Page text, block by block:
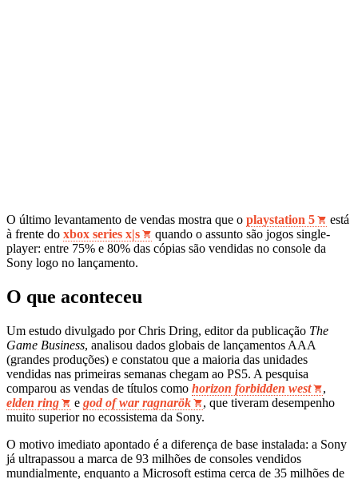
O último levantamento de vendas mostra que o playstation 5
está
à frente do xbox series x|s
quando o assunto são jogos single-
player: entre 75% e 80% das cópias são vendidas no console da
Sony logo no lançamento.
O que aconteceu
Um estudo divulgado por Chris Dring, editor da publicação The
Game Business, analisou dados globais de lançamentos AAA
(grandes produções) e constatou que a maioria das unidades
vendidas nas primeiras semanas chegam ao PS5. A pesquisa
comparou as vendas de títulos como horizon forbidden west
,
elden ring
e god of war ragnarök
, que tiveram desempenho
muito superior no ecossistema da Sony.
O motivo imediato apontado é a diferença de base instalada: a Sony
já ultrapassou a marca de 93 milhões de consoles vendidos
mundialmente, enquanto a Microsoft estima cerca de 35 milhões de